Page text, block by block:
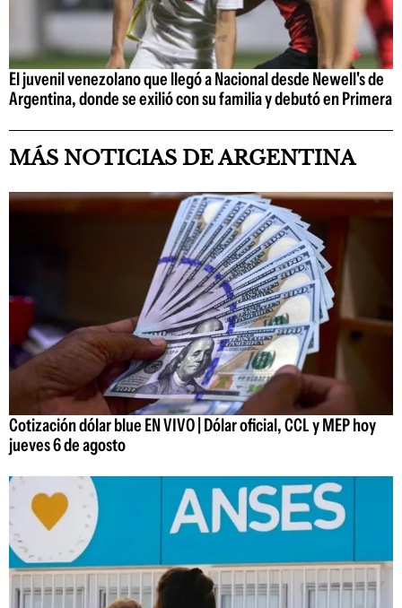
El juvenil venezolano que llegó a Nacional desde Newell's de
Argentina, donde se exilió con su familia y debutó en Primera
MÁS NOTICIAS DE ARGENTINA
Cotización dólar blue EN VIVO | Dólar oficial, CCL y MEP hoy
jueves 6 de agosto